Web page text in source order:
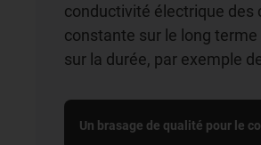
conductivité électrique
constante sur le long
sur la durée, par exemple
Un brasage de qualité pour le